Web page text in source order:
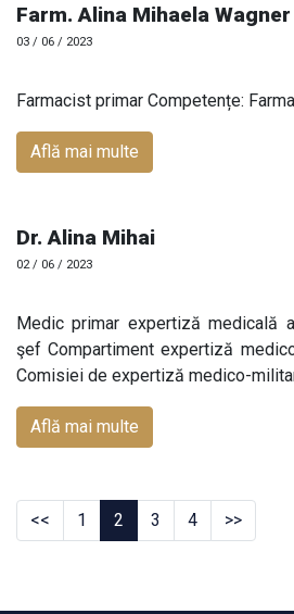
Farm. Alina Mihaela
03 / 06 / 2023
Farmacist primar Competențe:
Află mai multe
Dr. Alina Mihai
02 / 06 / 2023
Medic primar expertiză medicală
şef Compartiment expertiză
Comisiei de expertiză medico-
Află mai multe
<< 1 2 3 4 >>